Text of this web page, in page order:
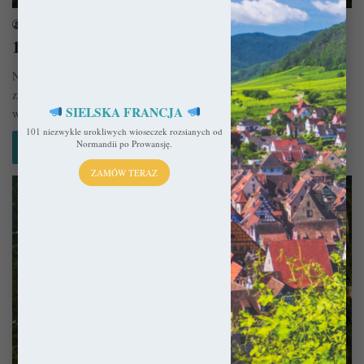
10 pięknych ruin we Francji
Na liście najważniejszych francuskich zabytków Monuments Historiques
znajduje się ponad 40 tysięcy obiektów. Wszystkie o niekwestionowanej
wartości historycznej, ale nie…
Czytaj więcej »
Francja
SIELSKA FRANCJA
101 niezwykle urokliwych wioseczek rozsianych od
Normandii po Prowansję.
ZAMÓW TERAZ